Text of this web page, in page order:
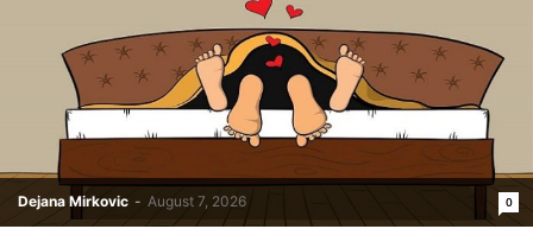
Dejana Mirkovic - August 7, 2026 0